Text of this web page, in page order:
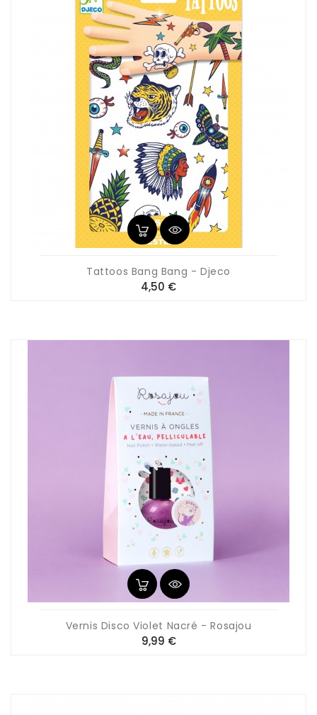
Tattoos Bang Bang - Djeco
4,50 €Prix
Vernis Disco Violet Nacré - Rosajou
9,99 €Prix